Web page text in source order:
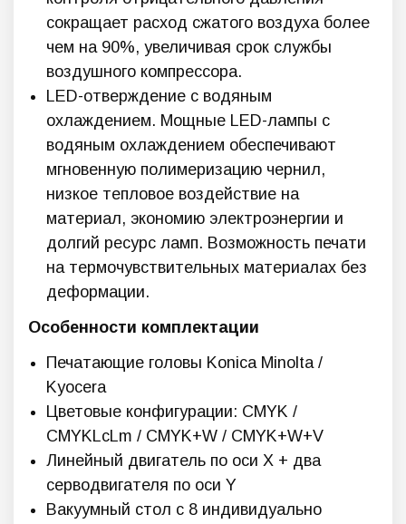
сокращает расход сжатого воздуха более
чем на 90%, увеличивая срок службы
воздушного компрессора.
LED-отверждение с водяным
охлаждением. Мощные LED-лампы с
водяным охлаждением обеспечивают
мгновенную полимеризацию чернил,
низкое тепловое воздействие на
материал, экономию электроэнергии и
долгий ресурс ламп. Возможность печати
на термочувствительных материалах без
деформации.
Особенности комплектации
Печатающие головы Konica Minolta /
Kyocera
Цветовые конфигурации: CMYK /
CMYKLcLm / CMYK+W / CMYK+W+V
Линейный двигатель по оси X + два
серводвигателя по оси Y
Вакуумный стол с 8 индивидуально